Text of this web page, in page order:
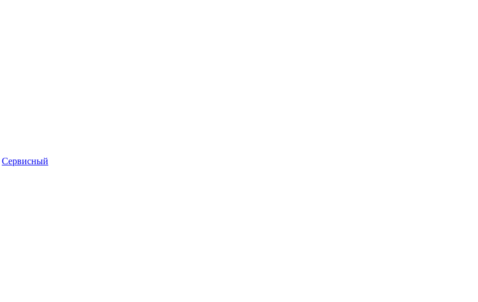
Сервисный